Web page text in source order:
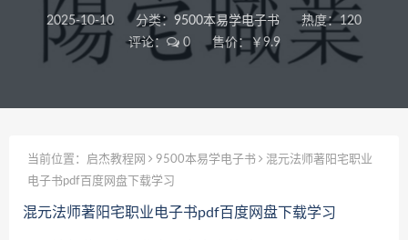
2025-10-10 分类： 9500本易学电子书
热度：120
评论：
0 售价：￥9.9
当前位置： 启杰教程网 9500本易学电子书
混元法师著阳宅职业
电子书pdf百度网盘下载学习
混元法师著阳宅职业电子书pdf百度网盘下载学习